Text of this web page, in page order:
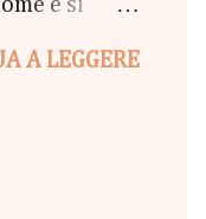
e si
fuori il
A LEGGERE